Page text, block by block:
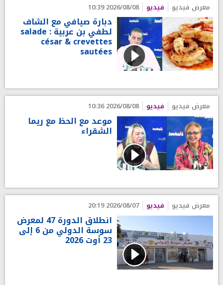
معرض فيديو فيديو 2026/08/08 10:39
دبارة صيافي مع الشاف
لطفي بن عربية : salade
césar & crevettes
sautées
معرض فيديو فيديو 2026/08/08 10:36
موعد مع الحظ مع ريما
الشقراء
معرض فيديو فيديو 2026/08/07 20:19
انطلاق الدورة 47 لمعرض
سوسة الدولي من 6 إلى
23 أوت 2026